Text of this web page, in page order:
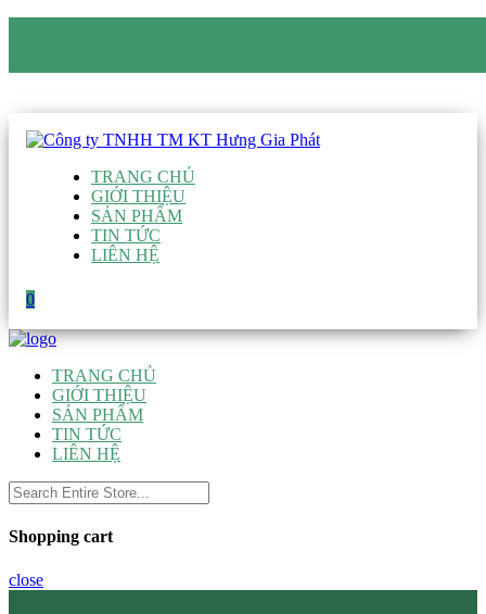
TRANG CHỦ
GIỚI THIỆU
SẢN PHẨM
TIN TỨC
LIÊN HỆ
0
TRANG CHỦ
GIỚI THIỆU
SẢN PHẨM
TIN TỨC
LIÊN HỆ
Shopping cart
close